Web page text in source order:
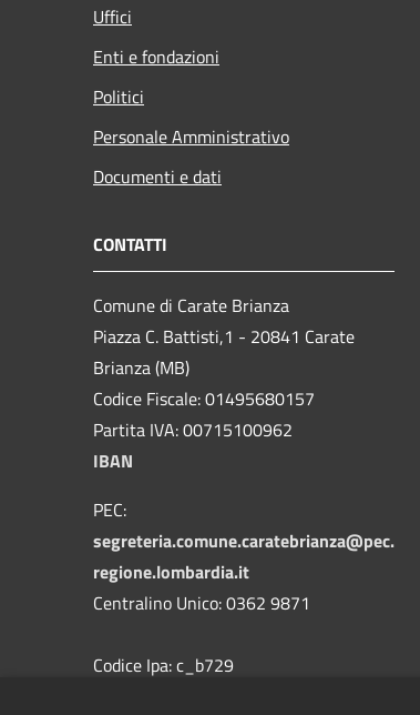
Uffici
Enti e fondazioni
Politici
Personale Amministrativo
Documenti e dati
CONTATTI
Comune di Carate Brianza
Piazza C. Battisti,1 - 20841 Carate
Brianza (MB)
Codice Fiscale: 01495680157
Partita IVA: 00715100962
IBAN
PEC:
segreteria.comune.caratebrianza@pec.
regione.lombardia.it
Centralino Unico: 0362 9871
Codice Ipa: c_b729